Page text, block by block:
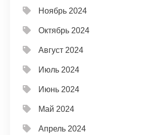
Ноябрь 2024
Октябрь 2024
Август 2024
Июль 2024
Июнь 2024
Май 2024
Апрель 2024